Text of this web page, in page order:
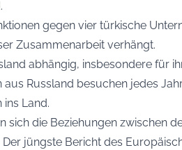
gegen vier türkische
Zusammenarbeit verhängt.
abhängig, insbesondere für
Russland besuchen jedes
Land.
sich die Beziehungen zwischen
Der jüngste Bericht des